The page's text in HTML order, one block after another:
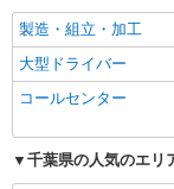
製造・組立・加工
大型ドライバー
コールセンター
千葉県の人気のエリ